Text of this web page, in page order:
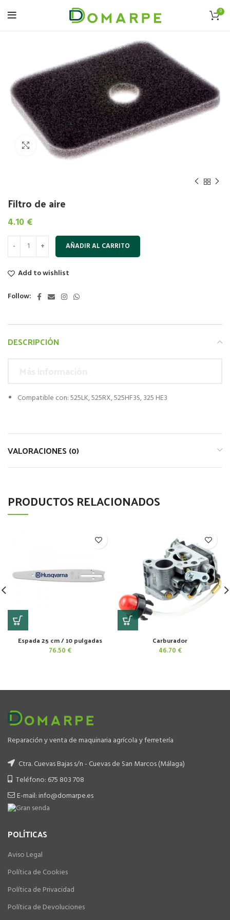
0
Click to enlarge
Filtro de aire
4.10 €
AÑADIR AL CARRITO
Add to wishlist
Follow:
DESCRIPCIÓN
Compatible con: 525LK, 525RX, 525HF3S, 325 HE3
VALORACIONES (0)
PRODUCTOS RELACIONADOS
Espada 25 cm / 10 pulgadas
76.50 €
Carburador
46.70 €
Reparación y venta de maquinaria agrícola y ferretería
Ctra. Cuevas Bajas s/n - Cuevas de San Marcos (Málaga)
Teléfono: 675 803 708
E-mail: info@domarpe.es
POLÍTICAS
Aviso Legal
Política de Cookies
Política de Privacidad
Política de Devoluciones